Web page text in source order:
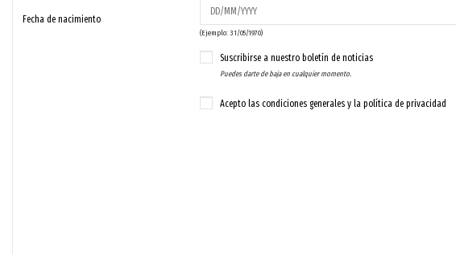
Fecha de nacimiento
(Ejemplo: 31/05/1970)
Suscribirse a nuestro boletín de noticias
Puedes darte de baja en cualquier momento.
Acepto las condiciones generalesy la política de privacidad